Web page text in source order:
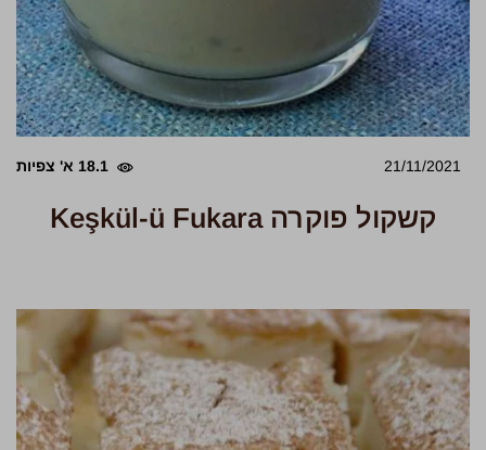
21/11/2021 18.1 א' צפיות
קשקול פוקרה Keşkül-ü Fukara